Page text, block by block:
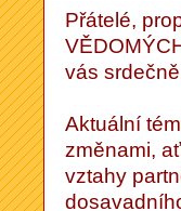
Přátelé,
vás
Aktuální
změnami,
vztahy